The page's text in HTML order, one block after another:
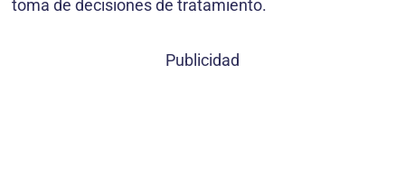
toma de decisiones de tratamiento.
Publicidad